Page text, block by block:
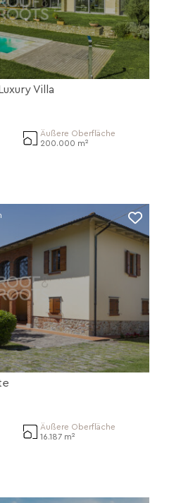
Villa
Äußere Oberfläche
200.000 m²
Äußere Oberfläche
16.187 m²